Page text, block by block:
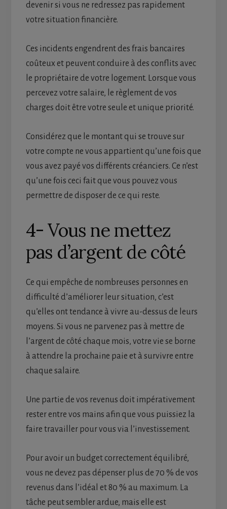
devenir si vous ne redressez pas rapidement
votre situation financière.
Ces incidents engendrent des frais bancaires
coûteux et peuvent conduire à des conflits avec
le propriétaire de votre logement. Lorsque vous
percevez votre salaire, le règlement de vos
charges doit être votre seule et unique priorité.
Considérez que le montant qui se trouve sur
votre compte ne vous appartient qu’une fois que
vous avez payé vos différents créanciers. Ce n’est
qu’une fois ceci fait que vous pouvez vous
permettre de disposer de ce qui reste.
4- Vous ne mettez
pas d’argent de côté
Ce qui empêche de nombreuses personnes en
difficulté d’améliorer leur situation, c’est
qu’elles ont tendance à vivre au-dessus de leurs
moyens. Si vous ne parvenez pas à mettre de
l’argent de côté chaque mois, votre vie se borne
à attendre la prochaine paie et à survivre entre
chaque salaire.
Une partie de vos revenus doit impérativement
rester entre vos mains afin que vous puissiez la
faire travailler pour vous via l’investissement.
Pour avoir un budget correctement équilibré,
vous ne devez pas dépenser plus de 70 % de vos
revenus dans l’idéal et 80 % au maximum. La
tâche peut sembler ardue, mais elle est